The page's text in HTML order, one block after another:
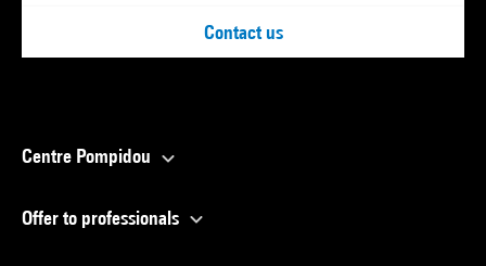
Contact us
Centre Pompidou
Offer to professionals